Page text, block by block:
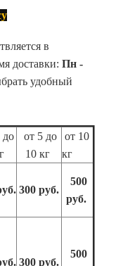
в
доставки: Пн -
удобный
до
от 5 до
10 кг
от 10
кг
300 руб.
500
руб.
300 руб.
500